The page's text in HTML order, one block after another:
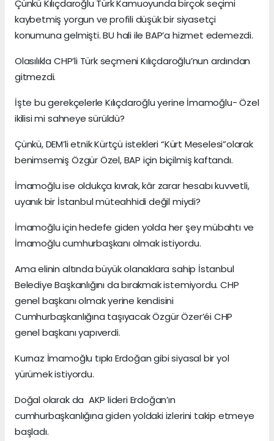
Çünkü Kılıçdaroğlu Türk Kamuoyunda birçok seçimi
kaybetmiş yorgun ve profili düşük bir siyasetçi
konumuna gelmişti. BU hali ile BAP’a hizmet edemezdi.
Olasılıkla CHP’li Türk seçmeni Kılıçdaroğlu’nun ardından
gitmezdi.
İşte bu gerekçelerle Kılıçdaroğlu yerine İmamoğlu- Özel
ikilisi mi sahneye sürüldü?
Çünkü, DEM’li etnik Kürtçü istekleri “Kürt Meselesi”olarak
benimsemiş Özgür Özel, BAP için biçilmiş kaftandı.
İmamoğlu ise oldukça kıvrak, kâr zarar hesabı kuvvetli,
uyanık bir İstanbul müteahhidi değil miydi?
İmamoğlu için hedefe giden yolda her şey mübahtı ve
İmamoğlu cumhurbaşkanı olmak istiyordu.
Ama elinin altında büyük olanaklara sahip İstanbul
Belediye Başkanlığını da bırakmak istemiyordu. CHP
genel başkanı olmak yerine kendisini
Cumhurbaşkanlığına taşıyacak Özgür Özer’éi CHP
genel başkanı yapıverdi.
Kurnaz İmamoğlu tıpkı Erdoğan gibi siyasal bir yol
yürümek istiyordu.
Doğal olarak da AKP lideri Erdoğan’ın
cumhurbaşkanlığına giden yoldaki izlerini takip etmeye
başladı.